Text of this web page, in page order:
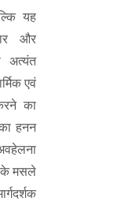
यह
और
अत्यंत
एवं
का
हनन
के मसले